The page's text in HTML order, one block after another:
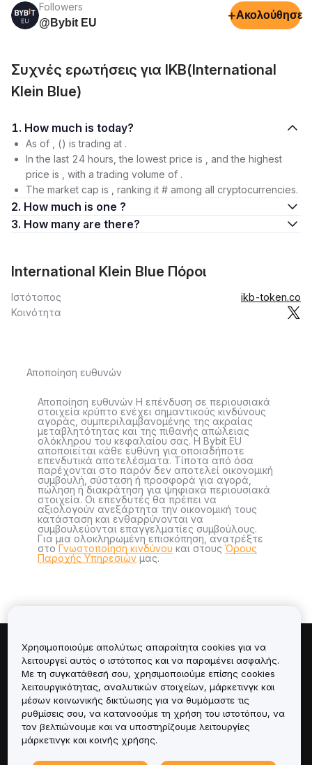
Followers
@Bybit EU
+Ακολούθησε
Συχνές ερωτήσεις για IKB(International
Klein Blue)
1. How much is today?
As of , () is trading at .
In the last 24 hours, the lowest price is , and the highest
price is , with a trading volume of .
The market cap is , ranking it # among all cryptocurrencies.
2. How much is one ?
3. How many are there?
International Klein Blue Πόροι
Ιστότοπος
ikb-token.co
Κοινότητα
Αποποίηση ευθυνών
Αποποίηση ευθυνών Η επένδυση σε περιουσιακά
στοιχεία κρύπτο ενέχει σημαντικούς κινδύνους
αγοράς, συμπεριλαμβανομένης της ακραίας
μεταβλητότητας και της πιθανής απώλειας
ολόκληρου του κεφαλαίου σας. Η Bybit EU
αποποιείται κάθε ευθύνη για οποιαδήποτε
επενδυτικά αποτελέσματα. Τίποτα από όσα
παρέχονται στο παρόν δεν αποτελεί οικονομική
συμβουλή, σύσταση ή προσφορά για αγορά,
πώληση ή διακράτηση για ψηφιακά περιουσιακά
στοιχεία. Οι επενδυτές θα πρέπει να
αξιολογούν ανεξάρτητα την οικονομική τους
κατάσταση και ενθαρρύνονται να
συμβουλεύονται επαγγελματίες συμβούλους.
Για μια ολοκληρωμένη επισκόπηση, ανατρέξτε
στοΓνωστοποίηση κινδύνου και στους Όρους
Παροχής Υπηρεσιών μας.
Πληροφορίες για
Υπηρεσίες
Υποστήριξη
Χρησιμοποιούμε απολύτως απαραίτητα cookies για να
λειτουργεί αυτός ο ιστότοπος και να παραμένει ασφαλής.
Με τη συγκατάθεσή σου, χρησιμοποιούμε επίσης cookies
λειτουργικότητας, αναλυτικών στοιχείων, μάρκετινγκ και
μέσων κοινωνικής δικτύωσης για να θυμόμαστε τις
ρυθμίσεις σου, να κατανοούμε τη χρήση του ιστοτόπου, να
τον βελτιώνουμε και να υποστηρίζουμε λειτουργίες
μάρκετινγκ και κοινής χρήσης.